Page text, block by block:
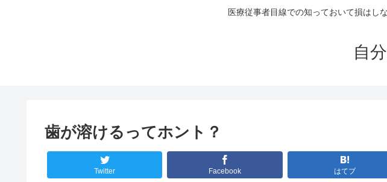
医療従事者目線での知っておいて損はし
自
歯が溶けるってホント？
Twitter Facebook はてブ